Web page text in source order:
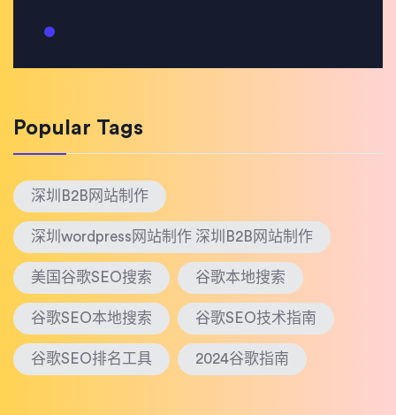
Popular Tags
深圳B2B网站制作
深圳wordpress网站制作 深圳B2B网站制作
美国谷歌SEO搜索 谷歌本地搜索
谷歌SEO本地搜索 谷歌SEO技术指南
谷歌SEO排名工具 2024谷歌指南